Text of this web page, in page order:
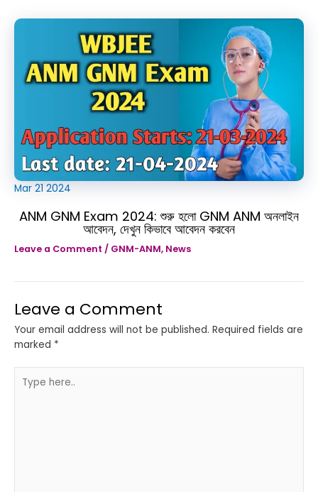
Mar 21 2024
ANM GNM Exam 2024: শুরু হলো GNM ANM অনলাইন
আবেদন, দেখুন কিভাবে আবেদন করবেন
Leave a Comment / GNM-ANM, News
Leave a Comment
Your email address will not be published. Required fields are
marked *
here..